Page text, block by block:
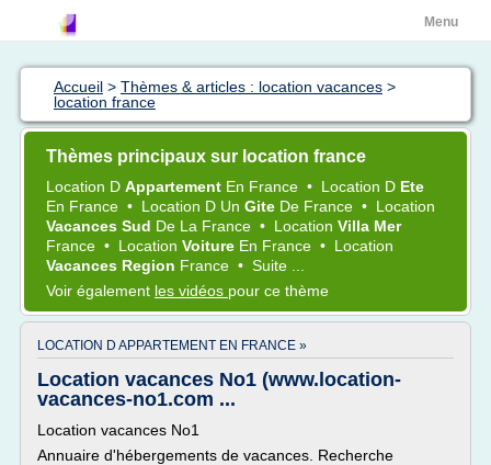
Menu
Accueil > Thèmes & articles : location vacances >
location france
Thèmes principaux sur location france
Location D Appartement En France • Location D Ete
En France • Location D Un Gite De France • Location
Vacances Sud De La France • Location Villa Mer
France • Location Voiture En France • Location
Vacances Region France • Suite ...
Voir également les vidéos pour ce thème
LOCATION D APPARTEMENT EN FRANCE »
Location vacances No1 (www.location-
vacances-no1.com ...
Location vacances No1
Annuaire d'hébergements de vacances. Recherche